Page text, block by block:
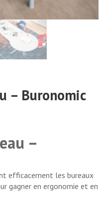
– Buronomic
–
efficacement les bureaux
gagner en ergonomie et en